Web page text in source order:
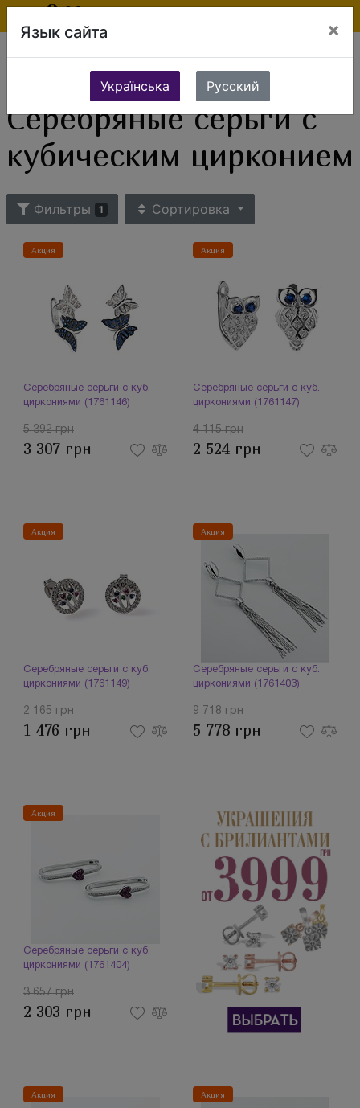
Ювелирные изделия
Серебряные украшения
Серебряные серьги с кубическим цирконием
Серебряные серьги с
кубическим цирконием
Фильтры 1 Сортировка
Акция
Серебряные серьги с куб.
циркониями (1761146)
5 392 грн
3 307 грн
Акция
Серебряные серьги с куб.
циркониями (1761147)
4 115 грн
2 524 грн
Акция
Серебряные серьги с куб.
циркониями (1761149)
2 165 грн
1 476 грн
Акция
Серебряные серьги с куб.
циркониями (1761403)
9 718 грн
5 778 грн
Акция
Серебряные серьги с куб.
циркониями (1761404)
3 657 грн
2 303 грн
Акция Акция
Язык сайта ×
Українська Русский